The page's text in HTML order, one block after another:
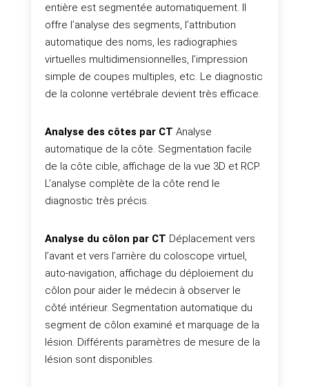
entière est segmentée automatiquement. Il
offre l’analyse des segments, l’attribution
automatique des noms, les radiographies
virtuelles multidimensionnelles, l’impression
simple de coupes multiples, etc. Le diagnostic
de la colonne vertébrale devient très efficace.
Analyse des côtes par CT Analyse
automatique de la côte. Segmentation facile
de la côte cible, affichage de la vue 3D et RCP.
L’analyse complète de la côte rend le
diagnostic très précis.
Analyse du côlon par CT Déplacement vers
l’avant et vers l’arrière du coloscope virtuel,
auto-navigation, affichage du déploiement du
côlon pour aider le médecin à observer le
côté intérieur. Segmentation automatique du
segment de côlon examiné et marquage de la
lésion. Différents paramètres de mesure de la
lésion sont disponibles.